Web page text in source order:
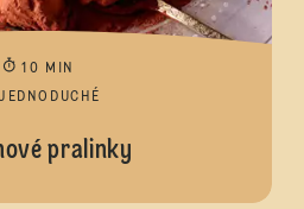
10 MIN
pralinky